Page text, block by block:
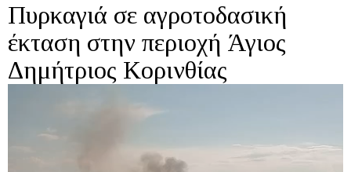
Πυρκαγιά σε αγροτοδασική
έκταση στην περιοχή Άγιος
Δημήτριος Κορινθίας